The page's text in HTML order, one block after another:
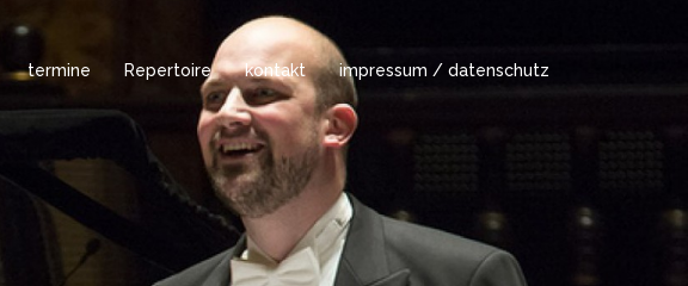
termine Repertoire kontakt impressum / datenschutz